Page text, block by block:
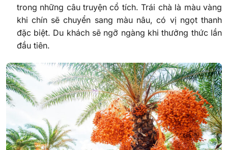
trong những câu truyện cổ tích. Trái chà là màu vàng
khi chín sẽ chuyển sang màu nâu, có vị ngọt thanh
đặc biệt. Du khách sẽ ngỡ ngàng khi thưởng thức lần
đầu tiên.